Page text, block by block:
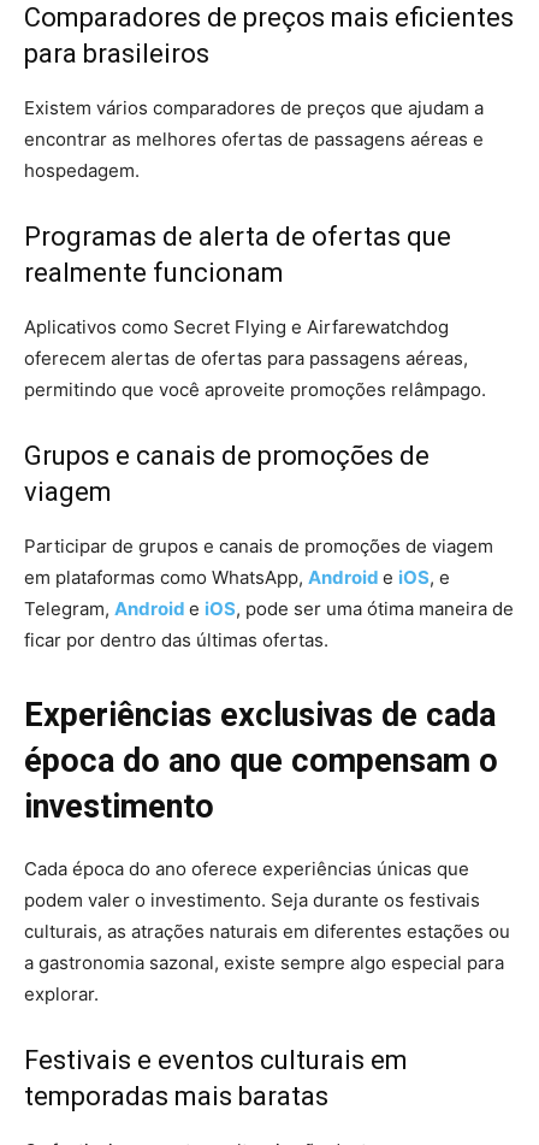
Comparadores de preços mais eficientes
para brasileiros
Existem vários comparadores de preços que ajudam a
encontrar as melhores ofertas de passagens aéreas e
hospedagem.
Programas de alerta de ofertas que
realmente funcionam
Aplicativos como Secret Flying e Airfarewatchdog
oferecem alertas de ofertas para passagens aéreas,
permitindo que você aproveite promoções relâmpago.
Grupos e canais de promoções de
viagem
Participar de grupos e canais de promoções de viagem
em plataformas como WhatsApp, Android e iOS, e
Telegram, Android e iOS, pode ser uma ótima maneira de
ficar por dentro das últimas ofertas.
Experiências exclusivas de cada
época do ano que compensam o
investimento
Cada época do ano oferece experiências únicas que
podem valer o investimento. Seja durante os festivais
culturais, as atrações naturais em diferentes estações ou
a gastronomia sazonal, existe sempre algo especial para
explorar.
Festivais e eventos culturais em
temporadas mais baratas